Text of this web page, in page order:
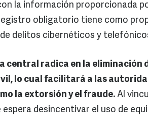
la información proporcionada
obligatorio tiene como
delitos cibernéticos y
central radica en la eliminación
lo cual facilitará a las
la extorsión y el fraude. Al
desincentivar el uso de